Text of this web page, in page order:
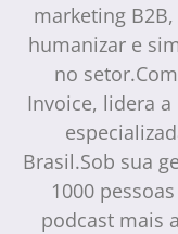
marketing
humanizar e
no
Invoice, lidera
Brasil.Sob sua
1000
podcast mais